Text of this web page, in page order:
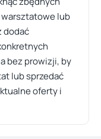
warsztatowe lub
dodać
bez prowizji, by
lub sprzedać
oferty i